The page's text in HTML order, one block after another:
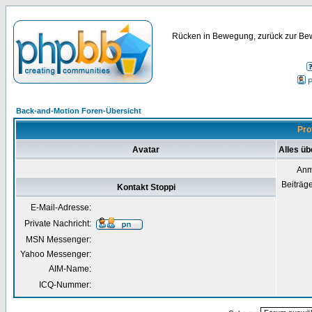
Rücken in Bewegung, zurück zur
Back-and-Motion Foren-Übersicht
Avatar Alles
Kontakt Stoppi
E-Mail-Adresse:
Private Nachricht:
MSN Messenger:
Yahoo Messenger:
AIM-Name:
ICQ-Nummer: